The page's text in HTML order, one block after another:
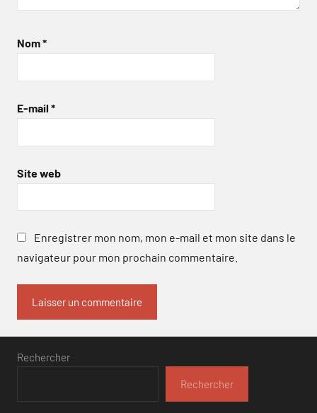
Nom*
E-mail *
Site web
Enregistrer mon nom, mon e-mail et mon site dans le
navigateur pour mon prochain commentaire.
Rechercher
Rechercher